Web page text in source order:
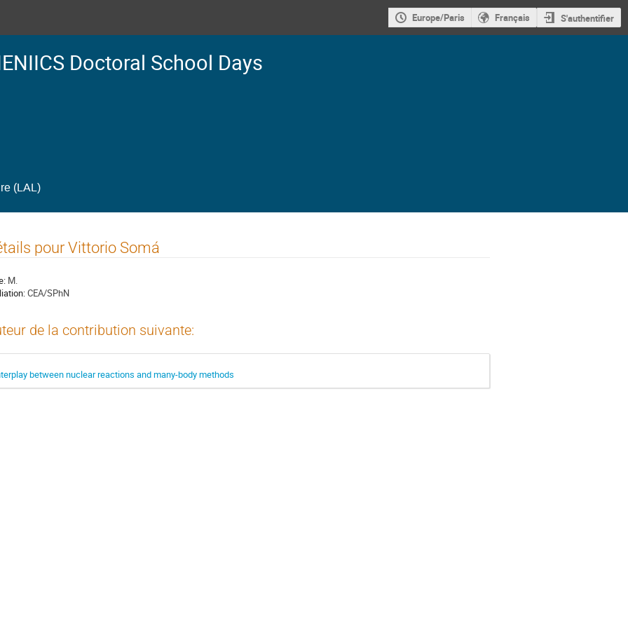
Europe/Paris Français S'authentifier
Doctoral School Days
(LAL)
pour Vittorio Somá
M.
CEA/SPhN
de la contribution suivante:
between nuclear reactions and many-body methods